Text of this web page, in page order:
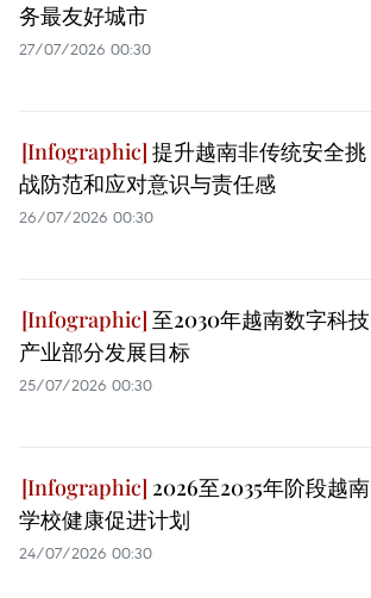
务最友好城市
27/07/2026 00:30
提升越南非传统安全挑
战防范和应对意识与责任感
26/07/2026 00:30
至2030年越南数字科技
产业部分发展目标
25/07/2026 00:30
2026至2035年阶段越南
学校健康促进计划
24/07/2026 00:30